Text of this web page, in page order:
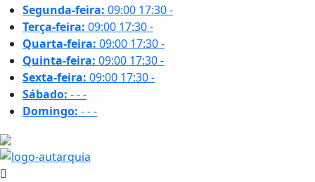
Segunda-feira: 09:00 17:30-
Terça-feira: 09:00 17:30-
Quarta-feira: 09:00 17:30-
Quinta-feira: 09:00 17:30-
Sexta-feira: 09:00 17:30-
Sábado: ---
Domingo: ---